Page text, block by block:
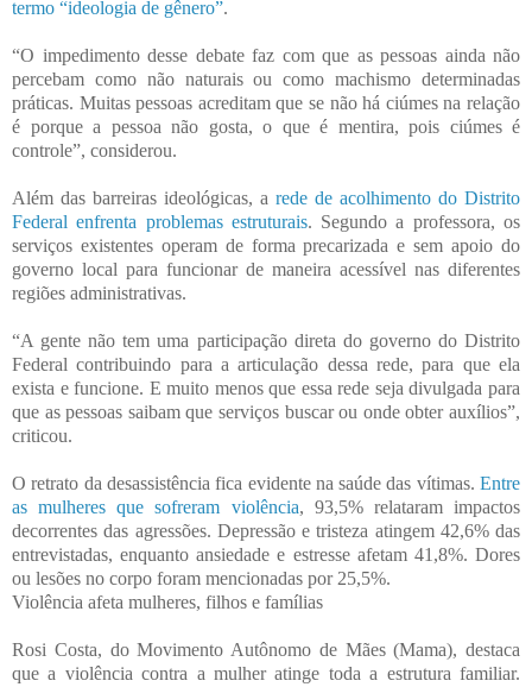
termo “ideologia de gênero”.
“O impedimento desse debate faz com que as pessoas ainda não
percebam como não naturais ou como machismo determinadas
práticas. Muitas pessoas acreditam que se não há ciúmes na relação
é porque a pessoa não gosta, o que é mentira, pois ciúmes é
controle”, considerou.
Além das barreiras ideológicas, a rede de acolhimento do Distrito
Federal enfrenta problemas estruturais. Segundo a professora, os
serviços existentes operam de forma precarizada e sem apoio do
governo local para funcionar de maneira acessível nas diferentes
regiões administrativas.
“A gente não tem uma participação direta do governo do Distrito
Federal contribuindo para a articulação dessa rede, para que ela
exista e funcione. E muito menos que essa rede seja divulgada para
que as pessoas saibam que serviços buscar ou onde obter auxílios”,
criticou.
O retrato da desassistência fica evidente na saúde das vítimas. Entre
as mulheres que sofreram violência, 93,5% relataram impactos
decorrentes das agressões. Depressão e tristeza atingem 42,6% das
entrevistadas, enquanto ansiedade e estresse afetam 41,8%. Dores
ou lesões no corpo foram mencionadas por 25,5%.
Violência afeta mulheres, filhos e famílias
Rosi Costa, do Movimento Autônomo de Mães (Mama), destaca
que a violência contra a mulher atinge toda a estrutura familiar.